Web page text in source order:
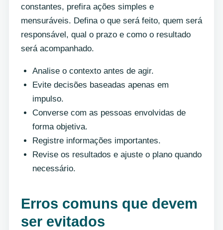
constantes, prefira ações simples e
mensuráveis. Defina o que será feito, quem será
responsável, qual o prazo e como o resultado
será acompanhado.
Analise o contexto antes de agir.
Evite decisões baseadas apenas em
impulso.
Converse com as pessoas envolvidas de
forma objetiva.
Registre informações importantes.
Revise os resultados e ajuste o plano quando
necessário.
Erros comuns que devem
ser evitados